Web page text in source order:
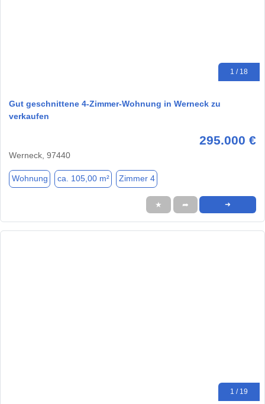
1 / 18
Gut geschnittene 4-Zimmer-Wohnung in Werneck zu
verkaufen
295.000 €
Werneck, 97440
Wohnung ca. 105,00 m² Zimmer 4
★ ➦ ➜
1 / 19